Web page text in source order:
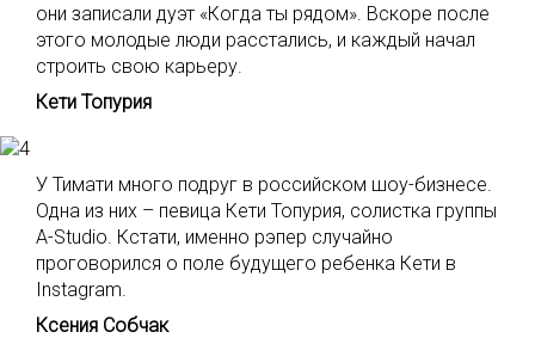
они записали дуэт «Когда ты рядом». Вскоре после
этого молодые люди расстались, и каждый начал
строить свою карьеру.
Кети Топурия
У Тимати много подруг в российском шоу-бизнесе.
Одна из них – певица Кети Топурия, солистка группы
A-Studio. Кстати, именно рэпер случайно
проговорился о поле будущего ребенка Кети в
Instagram.
Ксения Собчак